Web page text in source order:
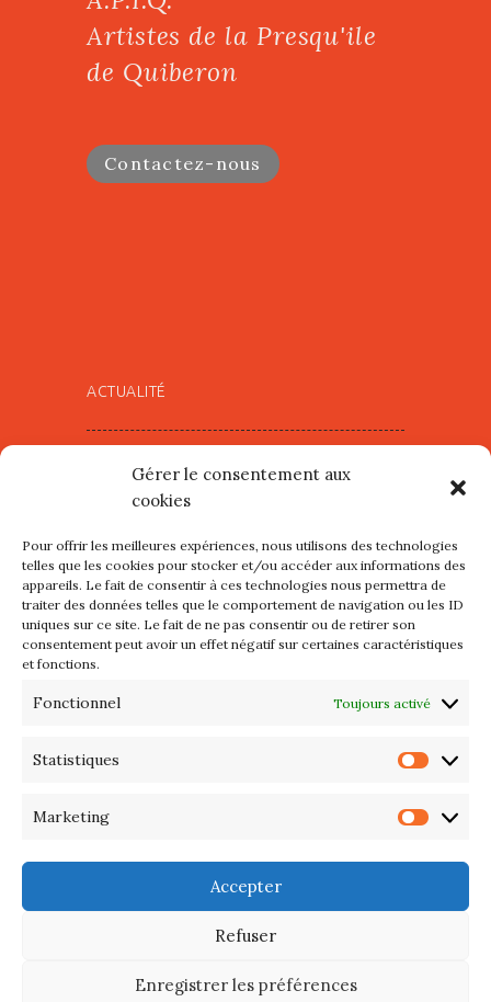
Gérer le consentement aux
cookies
Pour offrir les meilleures expériences, nous utilisons des technologies
telles que les cookies pour stocker et/ou accéder aux informations des
appareils. Le fait de consentir à ces technologies nous permettra de
traiter des données telles que le comportement de navigation ou les ID
uniques sur ce site. Le fait de ne pas consentir ou de retirer son
consentement peut avoir un effet négatif sur certaines caractéristiques
et fonctions.
Fonctionnel Toujours activé
Statistiques
Marketing
Accepter
Refuser
Enregistrer les préférences
Artistes de la Presqu'ile
de Quiberon
Contactez-nous
ACTUALITÉ
mercredi 12 et jeudi 13 août
2026
Les petits formats du Port
d’Orange : Mercredi 22 juillet de
10h à 20h
2026 – Maison du Phare de
d’artistes – 13 et 14 Septembre